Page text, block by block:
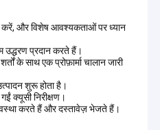
करें, और विशेष आवश्यकताओं पर ध्यान
उद्धरण प्रदान करते हैं।
के साथ एक प्रोफ़ार्मा चालान जारी
शुरू होता है।
क्यूसी निरीक्षण।
करते हैं और दस्तावेज़ भेजते हैं।
सीलिंग सुनिश्चित करते हैं. "अखंडता, सेवा,
करते हुए, कुले ग्राहकों को प्रीमियम
करना जारी रखता है।
हैंः
fairytale atmosphere for
एक स्वप्नमय परी कथा का माहौल